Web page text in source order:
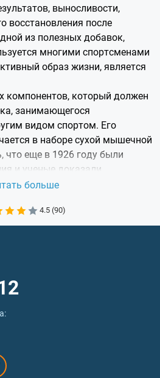
выносливости,
восстановления после
из полезных добавок,
многими спортсменами
образ жизни, является
компонентов, который должен
занимающегося
видом спортом. Его
в наборе сухой мышечной
что еще в 1926 году были
и ученые доказали
Более того, она
Помимо этого стоит
способствует синтезу
процессы метаболизма.
за добавка?
аминокислоту, которая
как аргинин,
Происходит данный
органах:
больше
4.5 (90)